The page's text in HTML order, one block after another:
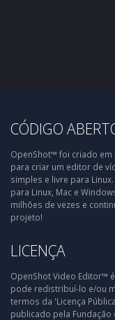
CÓDIGO
OpenShot™ foi criado em
para criar um editor de
simples e livre para
para Linux, Mac e
milhões de vezes e
projeto!
LICENÇA
OpenShot Video Editor™
pode redistribuí-lo e/ou
termos da 'Licença
publicado pela Fundação